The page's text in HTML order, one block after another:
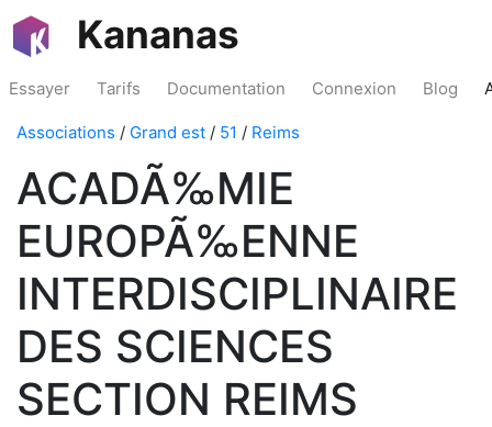
Kananas
Essayer Tarifs Documentation Connexion Blog
Associations / Grand est / 51 / Reims
ACADÃ‰MIE
EUROPÃ‰ENNE
INTERDISCIPLINAIRE
DES SCIENCES
SECTION REIMS